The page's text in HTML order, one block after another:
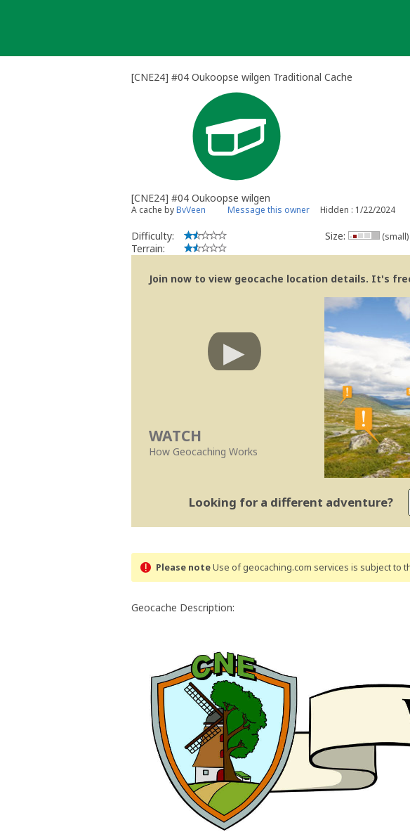
[CNE24] #04 Oukoopse wilgen Traditional Cache
[CNE24] #04 Oukoopse wilgen
A cache byBvVeen Message this owner Hidden : 1/22/2024
Difficulty:
Terrain:
Size: (small)
Join now to view geocache location details. It's
WATCH
How Geocaching Works
Looking for a different adventure?
Please noteUse of geocaching.com services is subject to
Geocache Description: